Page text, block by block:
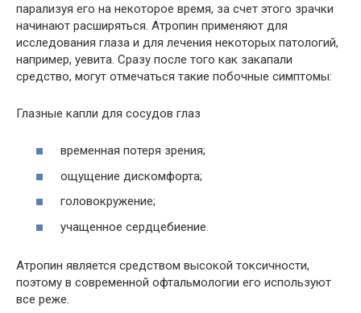
парализуя его на некоторое время, за счет этого зрачки
начинают расширяться. Атропин применяют для
исследования глаза и для лечения некоторых патологий,
например, уевита. Сразу после того как закапали
средство, могут отмечаться такие побочные симптомы:
Глазные капли для сосудов глаз
временная потеря зрения;
ощущение дискомфорта;
головокружение;
учащенное сердцебиение.
Атропин является средством высокой токсичности,
поэтому в современной офтальмологии его используют
все реже.